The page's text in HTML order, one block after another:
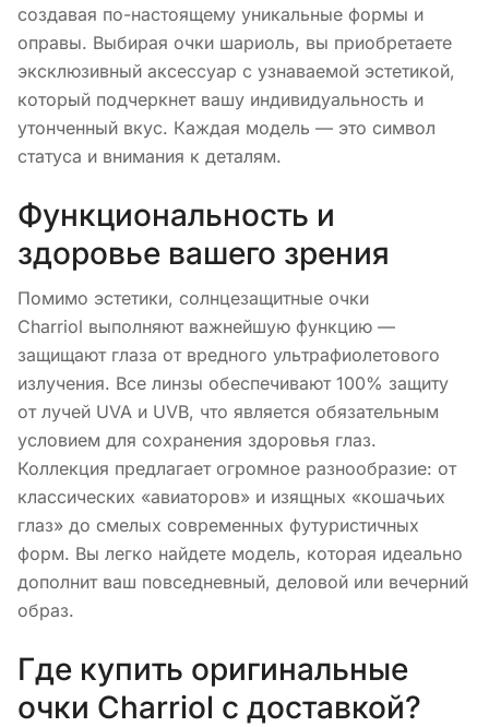
создавая по-настоящему уникальные формы и
оправы. Выбирая очки шариоль, вы приобретаете
эксклюзивный аксессуар с узнаваемой эстетикой,
который подчеркнет вашу индивидуальность и
утонченный вкус. Каждая модель — это символ
статуса и внимания к деталям.
Функциональность и
здоровье вашего зрения
Помимо эстетики, солнцезащитные очки
Charriol выполняют важнейшую функцию —
защищают глаза от вредного ультрафиолетового
излучения. Все линзы обеспечивают 100% защиту
от лучей UVA и UVB, что является обязательным
условием для сохранения здоровья глаз.
Коллекция предлагает огромное разнообразие: от
классических «авиаторов» и изящных «кошачьих
глаз» до смелых современных футуристичных
форм. Вы легко найдете модель, которая идеально
дополнит ваш повседневный, деловой или вечерний
образ.
Где купить оригинальные
очки Charriol с доставкой?